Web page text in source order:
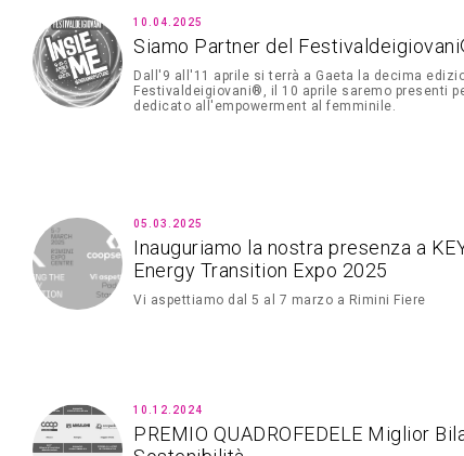
10.04.2025
Siamo Partner del
Dall'9 all'11 aprile si terrà a Gaeta la decima
Festivaldeigiovani®, il 10 aprile saremo presenti
dedicato all'empowerment al femminile.
05.03.2025
Inauguriamo la nostra presenza a
Energy Transition Expo 2025
Vi aspettiamo dal 5 al 7 marzo a Rimini Fiere
10.12.2024
PREMIO QUADROFEDELE Miglior